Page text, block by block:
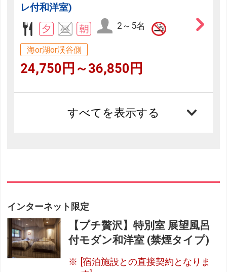
レ付和洋室)
2～5名
海or湖or渓谷側
24,750円～36,850円
すべてを表示する
インターネット限定
【プチ贅沢】特別室 展望風呂
付モダン和洋室 (禁煙タイプ)
[宿泊施設との直接契約となりま